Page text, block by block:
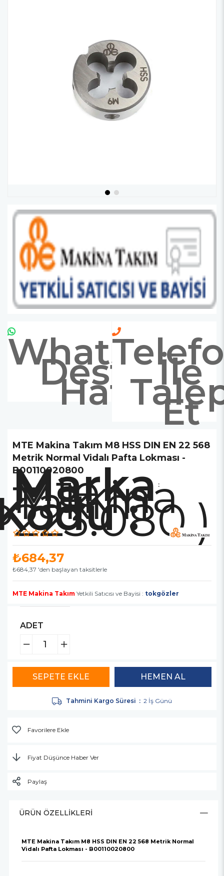
Whatsapp
Destek
Hattıİle
Et
MTE Makina Takım M8 HSS DIN EN 22 568
Metrik Normal Vidalı Pafta Lokması -
B00110020800
Marka :
Mte
Makina
Takım
₺684,37
₺684,37 'den başlayan taksitlerle
MTE Makina Takım Yetkili Satıcısı ve Bayisi : tokgözler
ADET
Tahmini Kargo Süresi : 2 İş Günü
Favorilere Ekle
Fiyat Düşünce Haber Ver
Paylaş
ÜRÜN ÖZELLIKLERI
MTE Makina Takım M8 HSS DIN EN 22 568 Metrik Normal
Vidalı Pafta Lokması - B00110020800